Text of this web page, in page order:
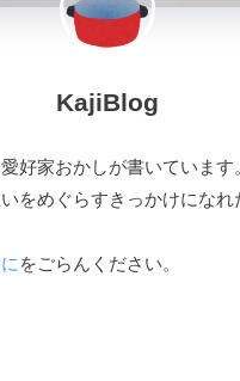
KajiBlog
好家おかしが書いています
をめぐらすきっかけになれ
をごらんください。